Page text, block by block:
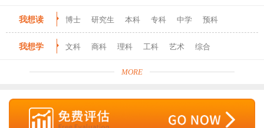
我想读 博士 研究生 本科 专科 中学 预科
我想学 文科 商科 理科 工科 艺术 综合
MORE